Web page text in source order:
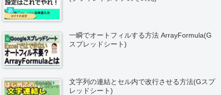
一瞬でオートフィルする方法 ArrayFormula(G
スプレッドシート)
文字列の連結とセル内で改行させる方法(Gスプ
レッドシート)